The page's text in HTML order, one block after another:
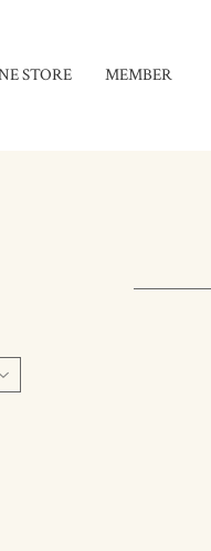
STORE MEMBER